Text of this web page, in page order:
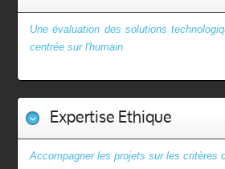
Une évaluation des solutions
centrée sur l'humain
Expertise Ethique
Accompagner les projets sur les critères